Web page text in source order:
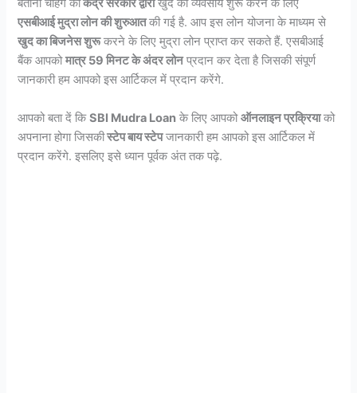
बताना चाहेंगे कीकेंद्र सरकार द्वाराखुद का व्यवसाय शुरू करने के लिए
एसबीआई मुद्रा लोन की शुरुआतकी गई है. आप इस लोन योजना के माध्यम से
खुद का बिजनेस शुरूकरने के लिए मुद्रा लोन प्राप्त कर सकते हैं. एसबीआई
बैंक आपकोमात्र 59 मिनट के अंदर लोनप्रदान कर देता है जिसकी संपूर्ण
जानकारी हम आपको इस आर्टिकल में प्रदान करेंगे.
आपको बता दें किSBI Mudra Loan के लिए आपकोऑनलाइन प्रक्रियाको
अपनाना होगा जिसकीस्टेप बाय स्टेपजानकारी हम आपको इस आर्टिकल में
प्रदान करेंगे. इसलिए इसे ध्यान पूर्वक अंत तक पढ़े.